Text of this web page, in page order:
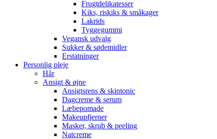
Frugtdelikatesser
Kiks, riskiks & småkager
Lakrids
Tyggegummi
Vegansk udvalg
Sukker & sødemidler
Erstatninger
Personlig pleje
Hår
Ansigt & øjne
Ansigtsrens & skintonic
Dagcreme & serum
Læbepomade
Makeupfjerner
Masker, skrub & peeling
Natcreme